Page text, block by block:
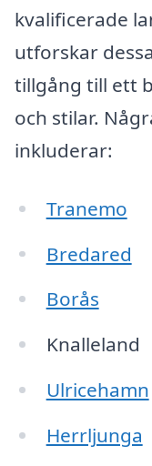
kvalificerade
utforskar
tillgång till ett
och stilar.
inkluderar:
Tranemo
Bredared
Borås
Knalleland
Ulricehamn
Herrljunga